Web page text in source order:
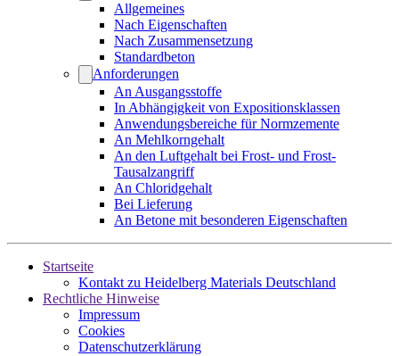
Allgemeines
Nach Eigenschaften
Nach Zusammensetzung
Standardbeton
Anforderungen
An Ausgangsstoffe
In Abhängigkeit von Expositionsklassen
Anwendungsbereiche für Normzemente
An Mehlkorngehalt
An den Luftgehalt bei Frost- und Frost-
Tausalzangriff
An Chloridgehalt
Bei Lieferung
An Betone mit besonderen Eigenschaften
Startseite
Kontakt zu Heidelberg Materials Deutschland
Rechtliche Hinweise
Impressum
Cookies
Datenschutzerklärung